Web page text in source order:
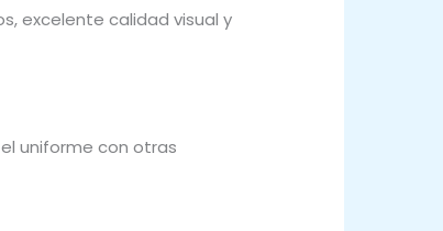
excelente calidad visual y
uniforme con otras